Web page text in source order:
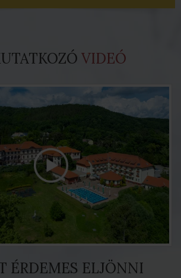
VIDEÓ
ÉRDEMES ELJÖNNI